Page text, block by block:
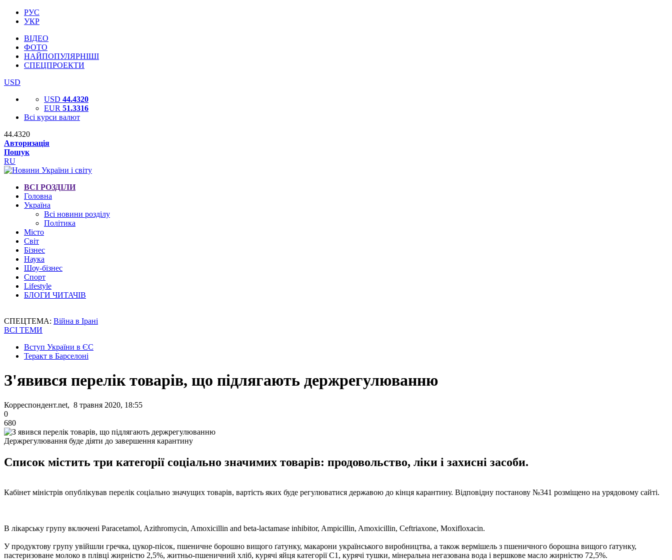
РУС
УКР
ВІДЕО
ФОТО
НАЙПОПУЛЯРНІШІ
СПЕЦПРОЕКТИ
USD
USD 44.4320
EUR 51.3316
Всі курси валют
44.4320
Авторизація
Пошук
RU
ВСІ РОЗДІЛИ
Головна
Україна
Всі новини розділу
Політика
Місто
Світ
Бізнес
Наука
Шоу-бізнес
Спорт
Lifestyle
БЛОГИ ЧИТАЧІВ
СПЕЦТЕМА: Війна в Ірані
ВСІ ТЕМИ
Вступ України в ЄС
Теракт в Барселоні
З'явився перелік товарів, що підлягають держрегулюванню
Корреспондент.net, 8 травня 2020, 18:55
0
680
Держрегулювання буде діяти до завершення карантину
Список містить три категорії соціально значимих товарів: продовольство, ліки і захисні засоби.
Кабінет міністрів опублікував перелік соціально значущих товарів, вартість яких буде регулюватися державою до кінця карантину. Відповідну постанову №341 розміщено на урядовому сайті.
В лікарську групу включені Paracetamol, Azithromycin, Amoxicillin and beta-lactamase inhibitor, Ampicillin, Amoxicillin, Ceftriaxone, Moxifloxacin.
У продуктову групу увійшли гречка, цукор-пісок, пшеничне борошно вищого ґатунку, макарони українського виробництва, а також вермішель з пшеничного борошна вищого ґатунку,
пастеризоване молоко в плівці жирністю 2,5%, житньо-пшеничний хліб, курячі яйця категорії С1, курячі тушки, мінеральна негазована вода і вершкове масло жирністю 72,5%.